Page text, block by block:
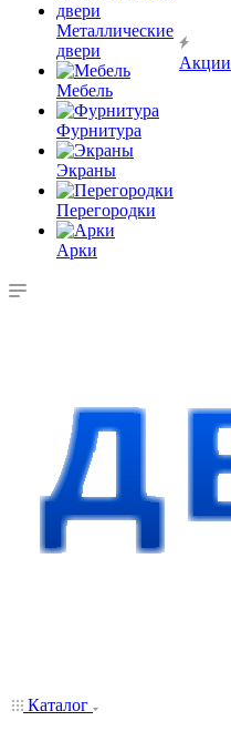
Металлические
двери
Мебель
Фурнитура
Экраны
Перегородки
Арки
Акции
Каталог